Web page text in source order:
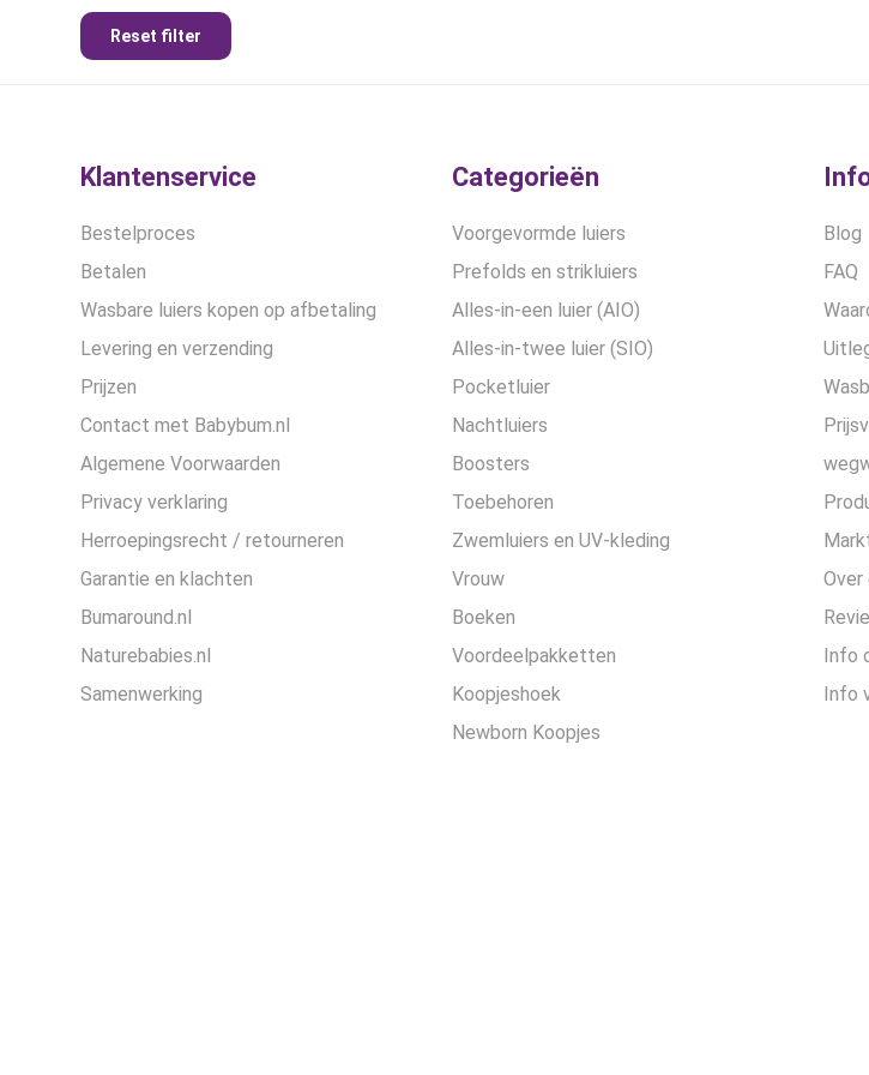
Reset filter
Klantenservice
Bestelproces
Betalen
Wasbare luiers kopen op afbetaling
Levering en verzending
Prijzen
Contact met Babybum.nl
Algemene Voorwaarden
Privacy verklaring
Herroepingsrecht / retourneren
Garantie en klachten
Bumaround.nl
Naturebabies.nl
Samenwerking
Categorieën
Voorgevormde luiers
Prefolds en strikluiers
Alles-in-een luier (AIO)
Alles-in-twee luier (SIO)
Pocketluier
Nachtluiers
Boosters
Toebehoren
Zwemluiers en UV-kleding
Vrouw
Boeken
Voordeelpakketten
Koopjeshoek
Newborn Koopjes
Blog
FAQ
Over
Info
Info